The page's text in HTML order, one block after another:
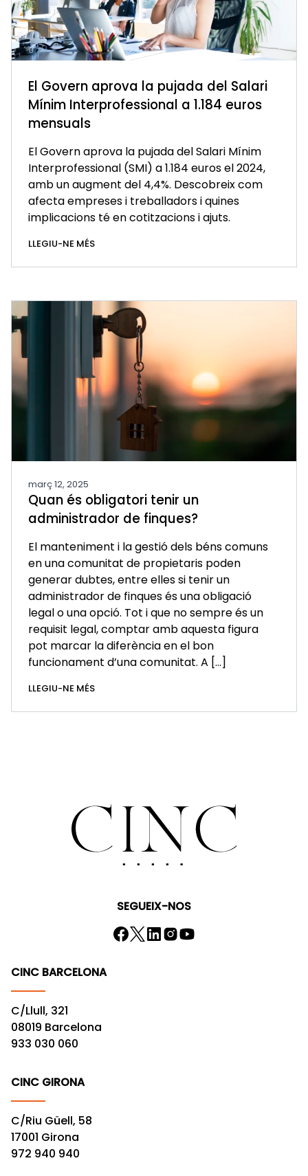
El Govern aprova la pujada del Salari
Mínim Interprofessional a 1.184 euros
mensuals
El Govern aprova la pujada del Salari Mínim
Interprofessional (SMI) a 1.184 euros el 2024,
amb un augment del 4,4%. Descobreix com
afecta empreses i treballadors i quines
implicacions té en cotitzacions i ajuts.
LLEGIU-NE MÉS
març 12, 2025
Quan és obligatori tenir un
administrador de finques?
El manteniment i la gestió dels béns comuns
en una comunitat de propietaris poden
generar dubtes, entre elles si tenir un
administrador de finques és una obligació
legal o una opció. Tot i que no sempre és un
requisit legal, comptar amb aquesta figura
pot marcar la diferència en el bon
funcionament d’una comunitat. A […]
LLEGIU-NE MÉS
SEGUEIX-NOS
CINC BARCELONA
C/Llull, 321
08019 Barcelona
933 030 060
CINC GIRONA
C/Riu Güell, 58
17001 Girona
972 940 940